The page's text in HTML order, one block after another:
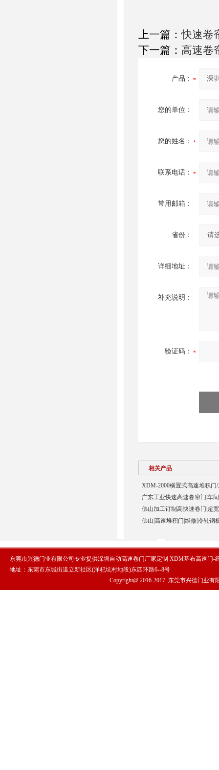
上一篇：快速卷
下一篇： 高速卷
产品：
您的单位：
您的姓名：
联系电话：
常用邮箱：
省份：
详细地址：
补充说明：
验证码：
相关产品
XDM-2000横置式高速堆积门
广东工业快速高速卷帘门|车
佛山加工订制高快速卷门|超
佛山|高速堆积门|维修|冷轧钢
东莞市兴德门业有限公司专业提供深圳自动高速卷门厂家定制 XDM基布高速门-
地址：东莞市东城街道立新社区(洋杞坑村地段)东四环路6--8号
Copyright@ 2016-2017 东莞市兴德门业有